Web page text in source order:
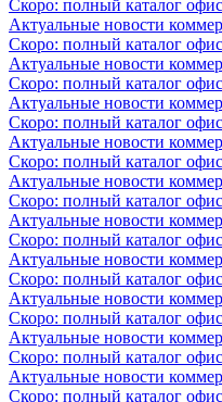
Скоро: полный каталог
Актуальные новости
Скоро: полный каталог
Актуальные новости
Скоро: полный каталог
Актуальные новости
Скоро: полный каталог
Актуальные новости
Скоро: полный каталог
Актуальные новости
Скоро: полный каталог
Актуальные новости
Скоро: полный каталог
Актуальные новости
Скоро: полный каталог
Актуальные новости
Скоро: полный каталог
Актуальные новости
Скоро: полный каталог
Актуальные новости
Скоро: полный каталог